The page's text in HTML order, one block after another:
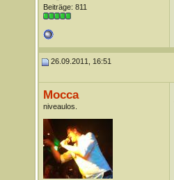
Beiträge: 811
26.09.2011, 16:51
Mocca
niveaulos.